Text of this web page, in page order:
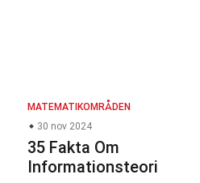
MATEMATIKOMRÅDEN
30 nov 2024
35 Fakta Om
Informationsteori